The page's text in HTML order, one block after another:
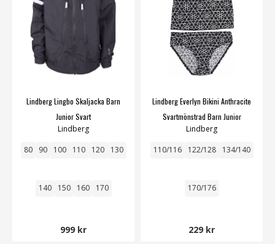
Lindberg Lingbo Skaljacka Barn
Junior Svart
Lindberg
80 90 100 110 120 130
140 150 160 170
999 kr
Lindberg Everlyn Bikini Anthracite
Svartmönstrad Barn Junior
Lindberg
110/116 122/128 134/140
170/176
229 kr